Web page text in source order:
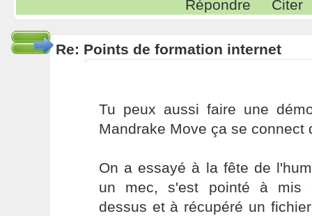
Répondre Citer
Re: Points de formation internet
Tu peux aussi faire une
Mandrake Move ça se connect
On a essayé à la fête de
un mec, s'est pointé à mis
dessus et à récupéré un